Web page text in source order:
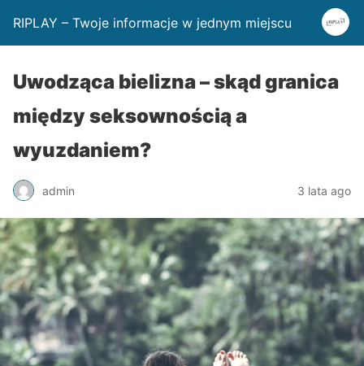
RIPLAY – Twoje informacje w jednym miejscu
Uwodząca bielizna – skąd granica
między seksownością a
wyuzdaniem?
admin 3 lata ago